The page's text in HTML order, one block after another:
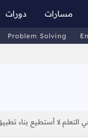
مسارات دورات
Problem Solving
لا أستطيع بناء